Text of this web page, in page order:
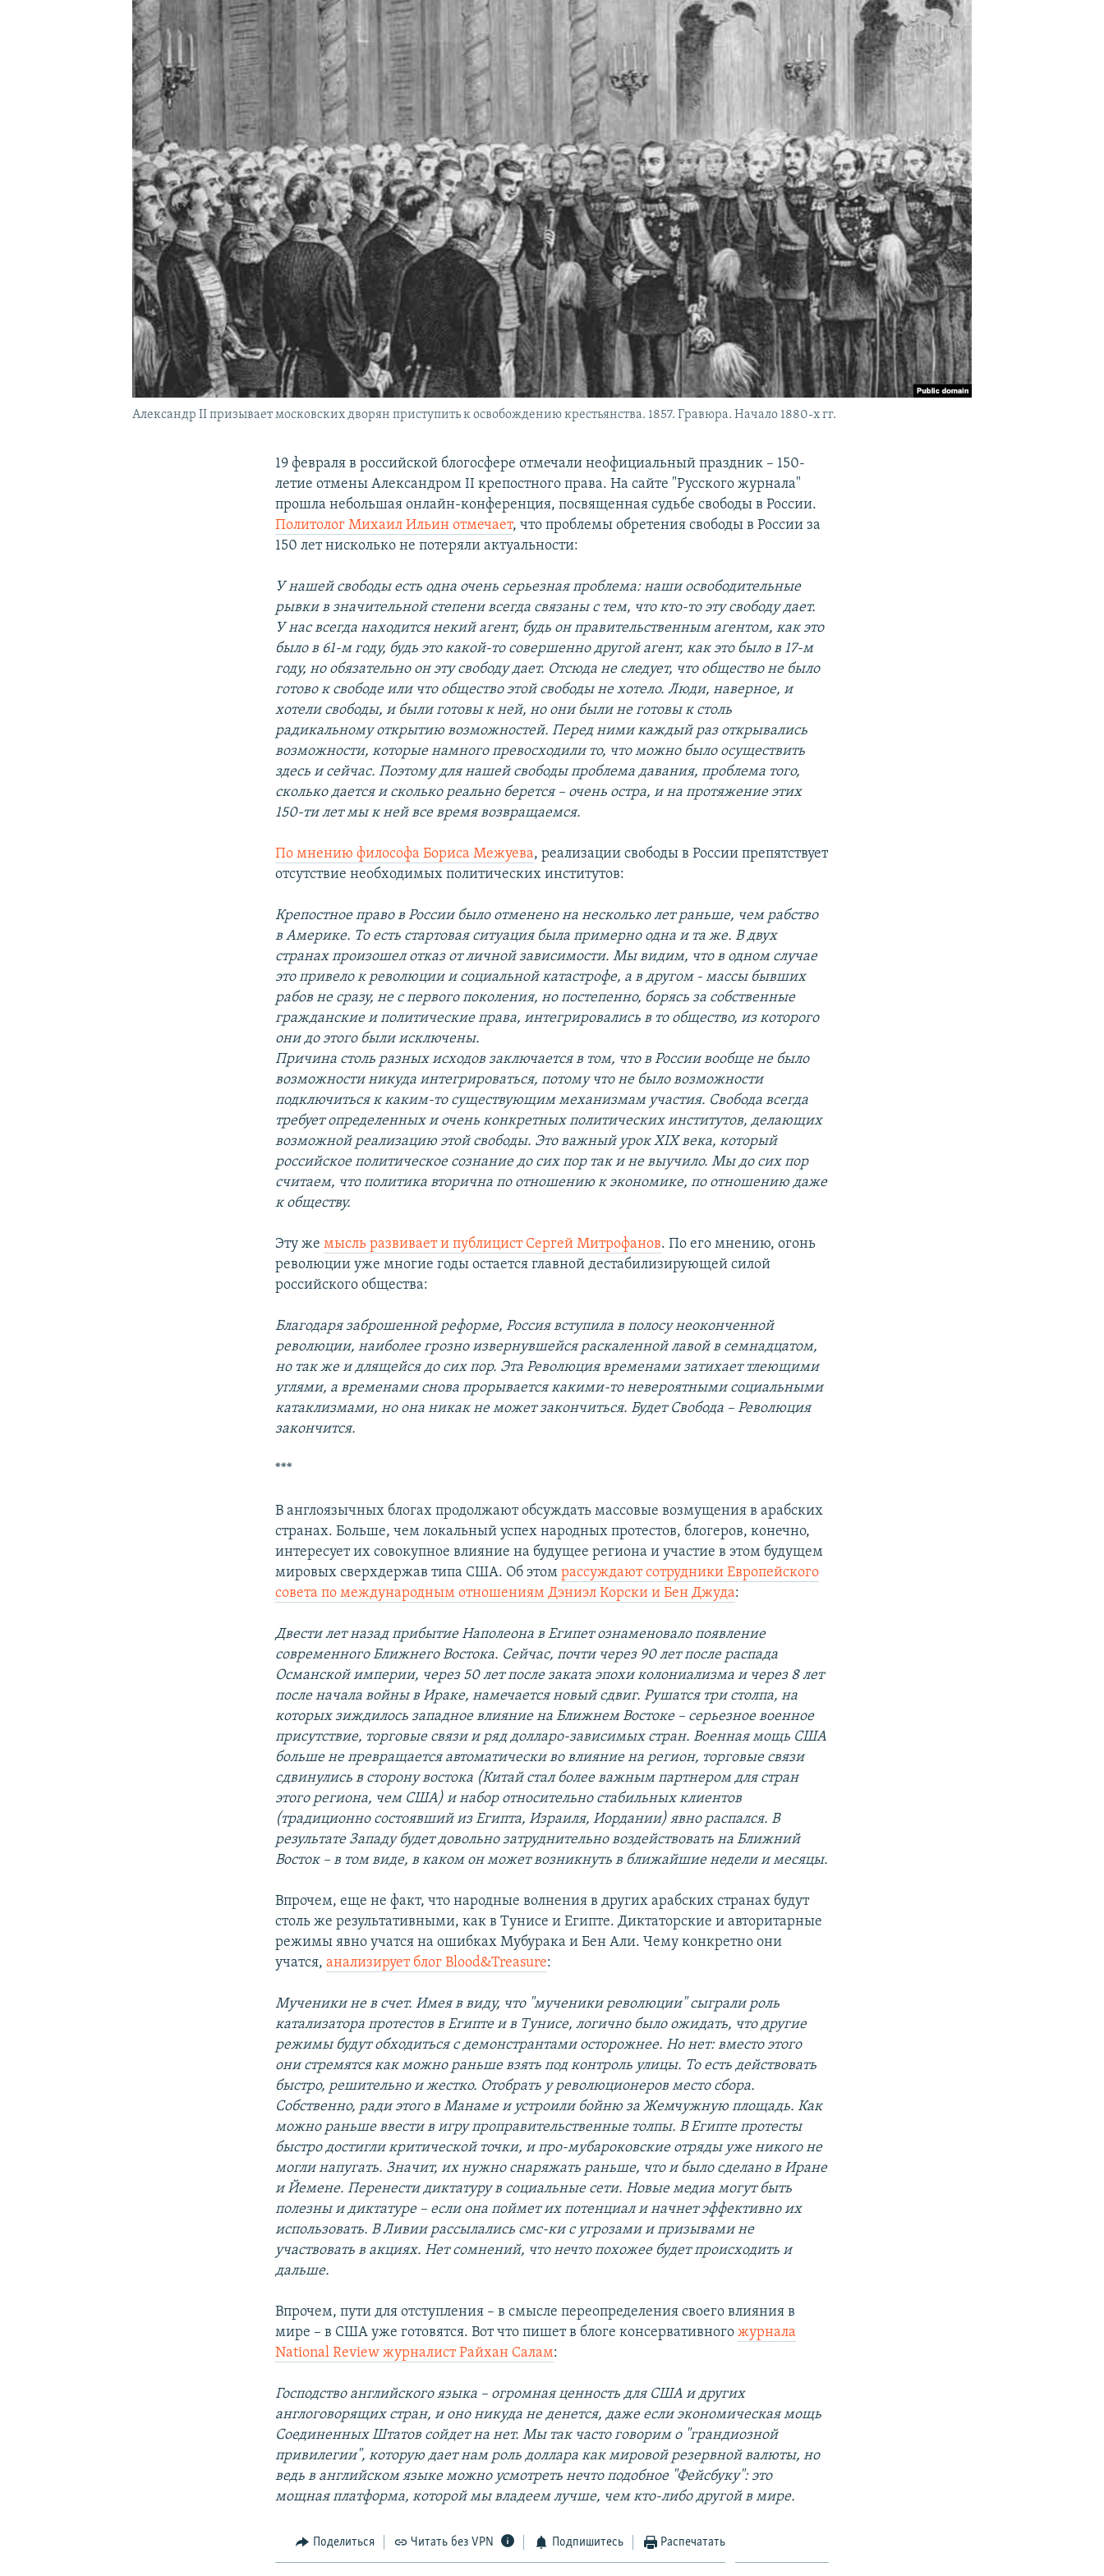
ПОДПИШИТЕСЬ НА РАССЫЛКУ
Александр II призывает московских дворян приступить к освобождению крестьянства. 1857. Гравюра. Начало 1880-х гг.
19 февраля в российской блогосфере отмечали неофициальный праздник – 150-
летие отмены Александром II крепостного права. На сайте "Русского журнала"
прошла небольшая онлайн-конференция, посвященная судьбе свободы в России.
Политолог Михаил Ильин отмечает, что проблемы обретения свободы в России за
150 лет нисколько не потеряли актуальности:
У нашей свободы есть одна очень серьезная проблема: наши освободительные
рывки в значительной степени всегда связаны с тем, что кто-то эту свободу дает.
У нас всегда находится некий агент, будь он правительственным агентом, как это
было в 61-м году, будь это какой-то совершенно другой агент, как это было в 17-м
году, но обязательно он эту свободу дает. Отсюда не следует, что общество не было
готово к свободе или что общество этой свободы не хотело. Люди, наверное, и
хотели свободы, и были готовы к ней, но они были не готовы к столь
радикальному открытию возможностей. Перед ними каждый раз открывались
возможности, которые намного превосходили то, что можно было осуществить
здесь и сейчас. Поэтому для нашей свободы проблема давания, проблема того,
сколько дается и сколько реально берется – очень остра, и на протяжение этих
150-ти лет мы к ней все время возвращаемся.
По мнению философа Бориса Межуева, реализации свободы в России препятствует
отсутствие необходимых политических институтов:
Крепостное право в России было отменено на несколько лет раньше, чем рабство
в Америке. То есть стартовая ситуация была примерно одна и та же. В двух
странах произошел отказ от личной зависимости. Мы видим, что в одном случае
это привело к революции и социальной катастрофе, а в другом - массы бывших
рабов не сразу, не с первого поколения, но постепенно, борясь за собственные
гражданские и политические права, интегрировались в то общество, из которого
они до этого были исключены.
Причина столь разных исходов заключается в том, что в России вообще не было
возможности никуда интегрироваться, потому что не было возможности
подключиться к каким-то существующим механизмам участия. Свобода всегда
требует определенных и очень конкретных политических институтов, делающих
возможной реализацию этой свободы. Это важный урок XIX века, который
российское политическое сознание до сих пор так и не выучило. Мы до сих пор
считаем, что политика вторична по отношению к экономике, по отношению даже
к обществу.
Эту жемысль развивает и публицист Сергей Митрофанов. По его мнению, огонь
революции уже многие годы остается главной дестабилизирующей силой
российского общества:
Благодаря заброшенной реформе, Россия вступила в полосу неоконченной
революции, наиболее грозно извернувшейся раскаленной лавой в семнадцатом,
но так же и длящейся до сих пор. Эта Революция временами затихает тлеющими
углями, а временами снова прорывается какими-то невероятными социальными
катаклизмами, но она никак не может закончиться. Будет Свобода – Революция
закончится.
***
В англоязычных блогах продолжают обсуждать массовые возмущения в арабских
странах. Больше, чем локальный успех народных протестов, блогеров, конечно,
интересует их совокупное влияние на будущее региона и участие в этом будущем
мировых сверхдержав типа США. Об этомрассуждают сотрудники Европейского
совета по международным отношениям Дэниэл Корски и Бен Джуда:
Двести лет назад прибытие Наполеона в Египет ознаменовало появление
современного Ближнего Востока. Сейчас, почти через 90 лет после распада
Османской империи, через 50 лет после заката эпохи колониализма и через 8 лет
после начала войны в Ираке, намечается новый сдвиг. Рушатся три столпа, на
которых зиждилось западное влияние на Ближнем Востоке – серьезное военное
присутствие, торговые связи и ряд долларо-зависимых стран. Военная мощь США
больше не превращается автоматически во влияние на регион, торговые связи
сдвинулись в сторону востока (Китай стал более важным партнером для стран
этого региона, чем США) и набор относительно стабильных клиентов
(традиционно состоявший из Египта, Израиля, Иордании) явно распался. В
результате Западу будет довольно затруднительно воздействовать на Ближний
Восток – в том виде, в каком он может возникнуть в ближайшие недели и месяцы.
Впрочем, еще не факт, что народные волнения в других арабских странах будут
столь же результативными, как в Тунисе и Египте. Диктаторские и авторитарные
режимы явно учатся на ошибках Мубурака и Бен Али. Чему конкретно они
учатся,анализирует блог Blood&Treasure:
Мученики не в счет. Имея в виду, что "мученики революции" сыграли роль
катализатора протестов в Египте и в Тунисе, логично было ожидать, что другие
режимы будут обходиться с демонстрантами осторожнее. Но нет: вместо этого
они стремятся как можно раньше взять под контроль улицы. То есть действовать
быстро, решительно и жестко. Отобрать у революционеров место сбора.
Собственно, ради этого в Манаме и устроили бойню за Жемчужную площадь. Как
можно раньше ввести в игру проправительственные толпы. В Египте протесты
быстро достигли критической точки, и про-мубароковские отряды уже никого не
могли напугать. Значит, их нужно снаряжать раньше, что и было сделано в Иране
и Йемене. Перенести диктатуру в социальные сети. Новые медиа могут быть
полезны и диктатуре – если она поймет их потенциал и начнет эффективно их
использовать. В Ливии рассылались смс-ки с угрозами и призывами не
участвовать в акциях. Нет сомнений, что нечто похожее будет происходить и
дальше.
Впрочем, пути для отступления – в смысле переопределения своего влияния в
мире – в США уже готовятся. Вот что пишет в блоге консервативногожурнала
National Review журналист Райхан Салам:
Господство английского языка – огромная ценность для США и других
англоговорящих стран, и оно никуда не денется, даже если экономическая мощь
Соединенных Штатов сойдет на нет. Мы так часто говорим о "грандиозной
привилегии", которую дает нам роль доллара как мировой резервной валюты, но
ведь в английском языке можно усмотреть нечто подобное "Фейсбуку": это
мощная платформа, которой мы владеем лучше, чем кто-либо другой в мире.
Поделиться Читать без VPN Подпишитесь Распечатать